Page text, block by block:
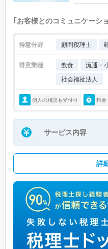
｢お客様とのコミュニケーシ
得意分野 顧問税理士
得意業種 飲食 流通・
社会福祉法人
個人の相談も受付可 料金
サービス内容
詳